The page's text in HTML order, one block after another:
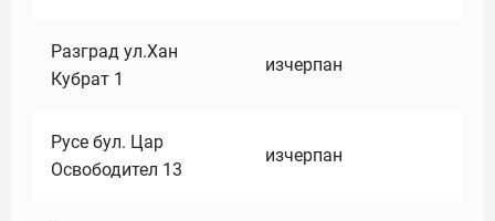
Разград ул.Хан
Кубрат 1
изчерпан
Русе бул. Цар
Освободител 13
изчерпан